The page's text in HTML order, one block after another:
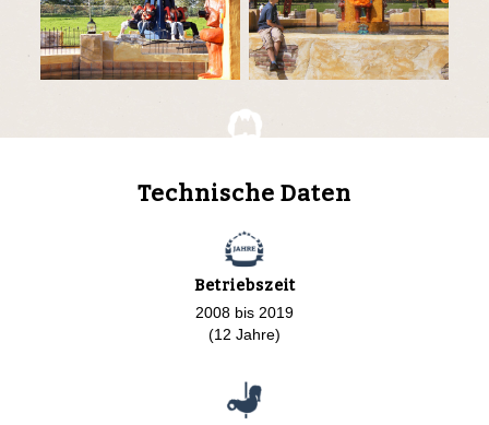
Technische Daten
Betriebszeit
2008 bis 2019
(12 Jahre)